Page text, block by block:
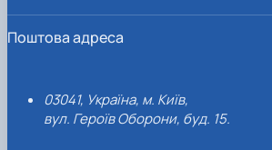
Поштова адреса
03041, Україна, м. Київ,
вул. Героїв Оборони, буд. 15.